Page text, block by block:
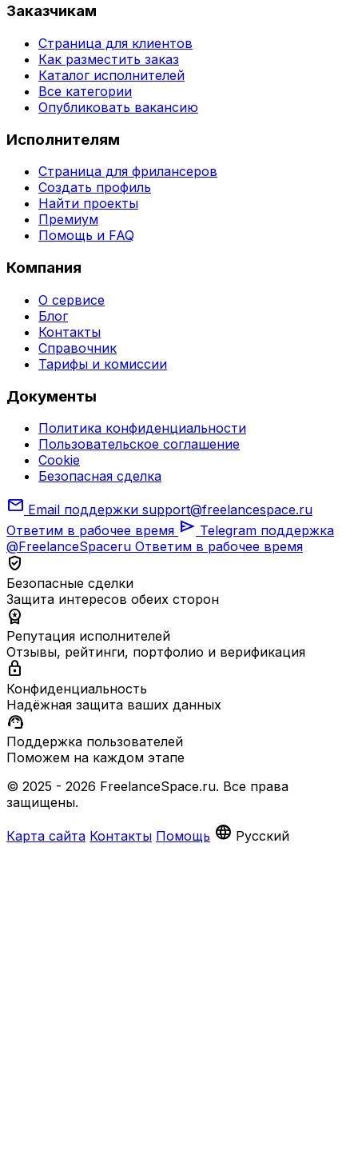
Заказчикам
Страница для клиентов
Как разместить заказ
Каталог исполнителей
Все категории
Опубликовать вакансию
Исполнителям
Страница для фрилансеров
Создать профиль
Найти проекты
Премиум
Помощь и FAQ
Компания
О сервисе
Блог
Контакты
Справочник
Тарифы и комиссии
Документы
Политика конфиденциальности
Пользовательское соглашение
Cookie
Безопасная сделка
mail Email поддержки support@freelancespace.ru
Ответим в рабочее время send Telegram поддержка
@FreelanceSpaceru Ответим в рабочее время
verified_user
Безопасные сделки
Защита интересов обеих сторон
workspace_premium
Репутация исполнителей
Отзывы, рейтинги, портфолио и верификация
lock
Конфиденциальность
Надёжная защита ваших данных
support_agent
Поддержка пользователей
Поможем на каждом этапе
© 2025 - 2026 FreelanceSpace.ru. Все права
защищены.
Карта сайта Контакты Помощь language Русский